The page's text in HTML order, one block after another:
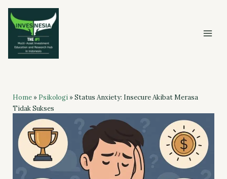
Skip
content
Home» Psikologi»Status Anxiety: Insecure Akibat Merasa
Tidak Sukses